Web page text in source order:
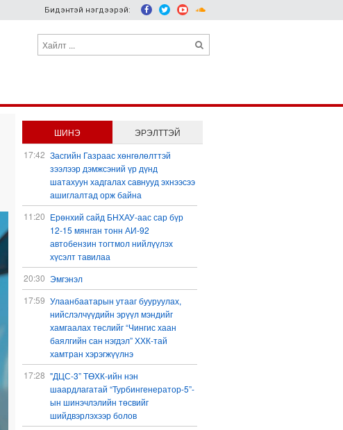
Бидэнтэй нэгдээрэй:
ШИНЭ
ЭРЭЛТТЭЙ
17:42 Засгийн Газраас хөнгөлөлттэй
зээлээр дэмжсэний үр дүнд
шатахуун хадгалах савнууд эхнээсээ
ашиглалтад орж байна
11:20 Ерөнхий сайд БНХАУ-аас сар бүр
12-15 мянган тонн АИ-92
автобензин тогтмол нийлүүлэх
хүсэлт тавилаа
20:30 Эмгэнэл
17:59 Улаанбаатарын утааг бууруулах,
нийслэлчүүдийн эрүүл мэндийг
хамгаалах төслийг “Чингис хаан
баялгийн сан нэгдэл” ХХК-тай
хамтран хэрэгжүүлнэ
17:28 "ДЦС-3” ТӨХК-ийн нэн
шаардлагатай “Турбингенератор-5”-
ын шинэчлэлийн төсвийг
шийдвэрлэхээр болов